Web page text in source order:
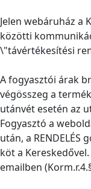
Jelen webáruház a
közötti
\"távértékesítési
A fogyasztói árak
végösszeg a
utánvét esetén az
Fogyasztó a
után, a
köt a
emailben